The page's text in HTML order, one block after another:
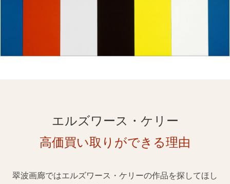
エルズワース・ケリー
高価買い取りができる理由
翠波画廊ではエルズワース・ケリーの作品を探してほし